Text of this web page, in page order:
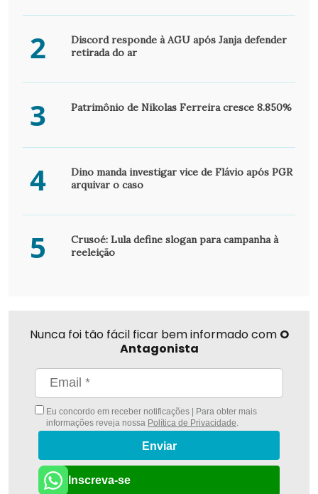
2
Discord responde à AGU após Janja defender
retirada do ar
3 Patrimônio de Nikolas Ferreira cresce 8.850%
4
Dino manda investigar vice de Flávio após PGR
arquivar o caso
5
Crusoé: Lula define slogan para campanha à
reeleição
Nunca foi tão fácil ficar bem informado com O
Antagonista
Eu concordo em receber notificações | Para obter mais
informações reveja nossa Política de Privacidade.
Enviar
Inscreva-se